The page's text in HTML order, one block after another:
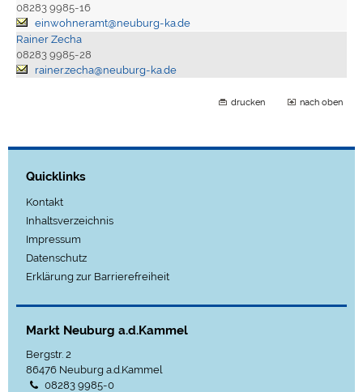
08283 9985-16
einwohneramt@neuburg-ka.de
Rainer Zecha
08283 9985-28
rainer.zecha@neuburg-ka.de
drucken nach oben
Quicklinks
Kontakt
Inhaltsverzeichnis
Impressum
Datenschutz
Erklärung zur Barrierefreiheit
Markt Neuburg a.d.Kammel
Bergstr. 2
86476 Neuburg a.d.Kammel
08283 9985-0